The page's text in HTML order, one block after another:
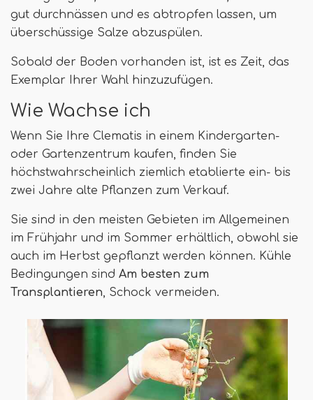
gut durchnässen und es abtropfen lassen, um
überschüssige Salze abzuspülen.
Sobald der Boden vorhanden ist, ist es Zeit, das
Exemplar Ihrer Wahl hinzuzufügen.
Wie Wachse ich
Wenn Sie Ihre Clematis in einem Kindergarten-
oder Gartenzentrum kaufen, finden Sie
höchstwahrscheinlich ziemlich etablierte ein- bis
zwei Jahre alte Pflanzen zum Verkauf.
Sie sind in den meisten Gebieten im Allgemeinen
im Frühjahr und im Sommer erhältlich, obwohl sie
auch im Herbst gepflanzt werden können. Kühle
Bedingungen sind Am besten zum
Transplantieren, Schock vermeiden.